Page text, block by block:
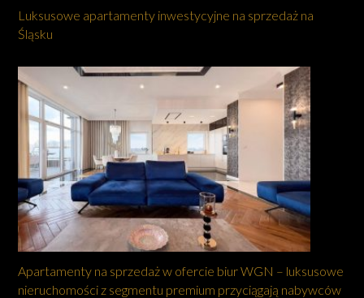
Luksusowe apartamenty inwestycyjne na sprzedaż na
Śląsku
Apartamenty na sprzedaż w ofercie biur WGN – luksusowe
nieruchomości z segmentu premium przyciągają nabywców